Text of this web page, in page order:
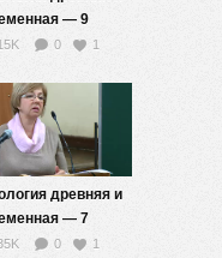
— 9
0 1
древняя и
— 7
0 1